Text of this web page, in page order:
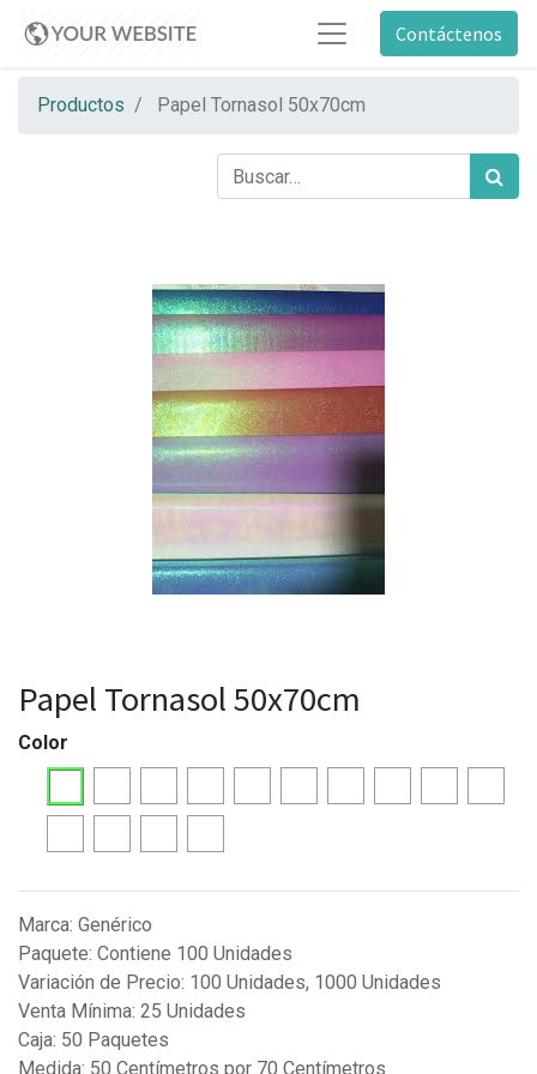
Contáctenos
Productos Papel Tornasol 50x70cm
Papel Tornasol 50x70cm
Color
Marca: Genérico
Paquete: Contiene 100 Unidades
Variación de Precio: 100 Unidades, 1000 Unidades
Venta Mínima: 25 Unidades
Caja: 50 Paquetes
Medida: 50 Centímetros por 70 Centímetros